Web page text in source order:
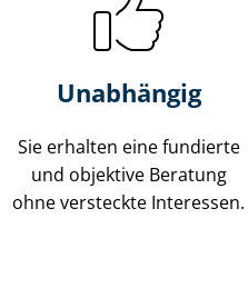
Unabhängig
Sie erhalten eine fundierte
und objektive Beratung
ohne versteckte Interessen.